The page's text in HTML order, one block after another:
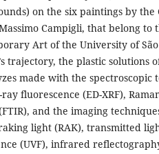
on the six paintings by the
Campigli, that belong to
Art of the University of São
trajectory, the plastic solutions
made with the spectroscopic
fluorescence (ED-XRF),
and the imaging
light (RAK), transmitted
(UVF), infrared